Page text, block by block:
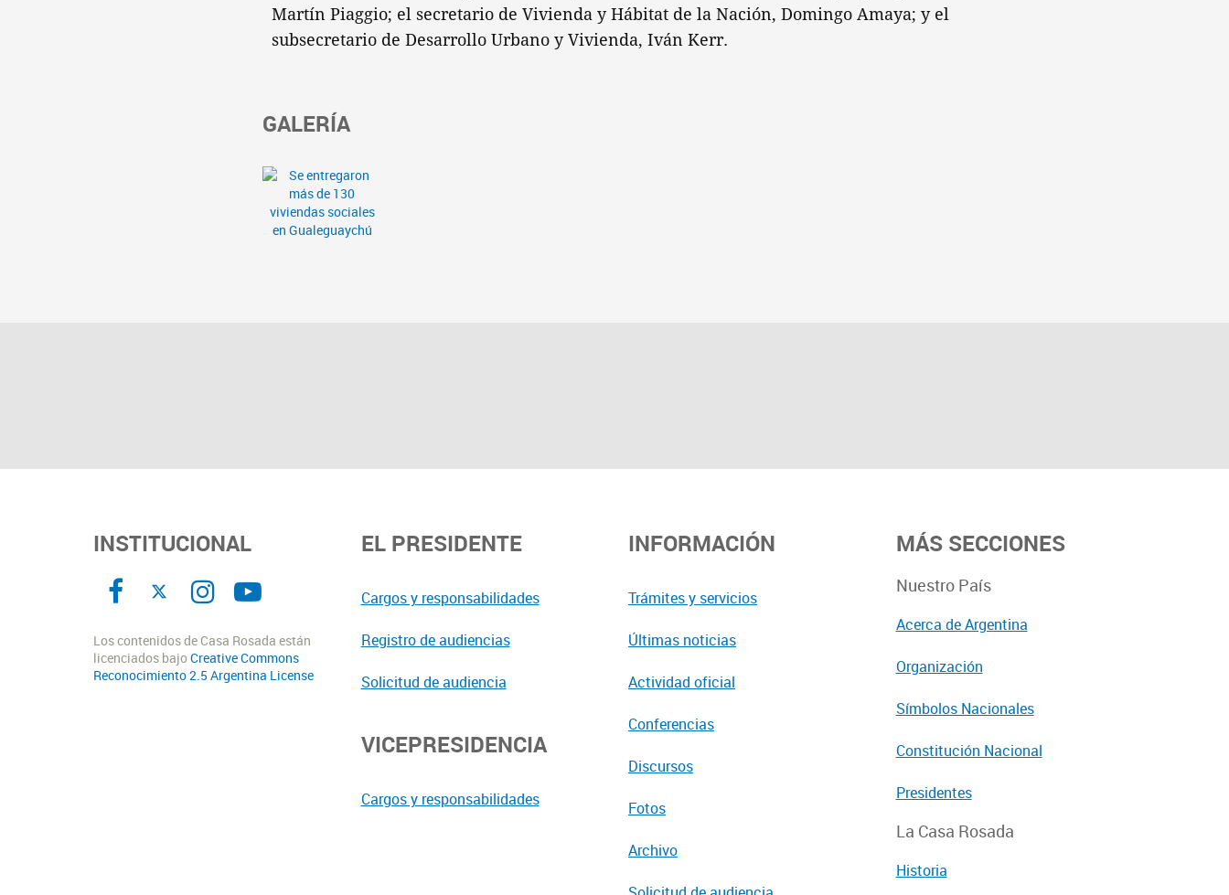
Martín Piaggio; el secretario de Vivienda y Hábitat de la Nación, Domingo Amaya; y el
subsecretario de Desarrollo Urbano y Vivienda, Iván Kerr.
GALERÍA
INSTITUCIONAL
Los contenidos de Casa Rosada están
licenciados bajoCreative Commons
Reconocimiento 2.5 Argentina License
EL PRESIDENTE
Cargos y responsabilidades
Registro de audiencias
Solicitud de audiencia
VICEPRESIDENCIA
Cargos y responsabilidades
INFORMACIÓN
Trámites y servicios
Últimas noticias
Actividad oficial
Conferencias
Discursos
Fotos
Archivo
MÁS SECCIONES
Nuestro País
Acerca de Argentina
Organización
Símbolos Nacionales
Constitución Nacional
Presidentes
La Casa Rosada
Historia